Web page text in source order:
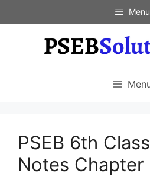
to
Menu
PSEB 6th
Notes Chapter